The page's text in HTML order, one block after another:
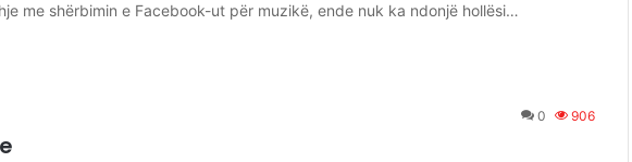
me shërbimin e Facebook-ut për muzikë, ende nuk ka ndonjë hollësi…
0 906